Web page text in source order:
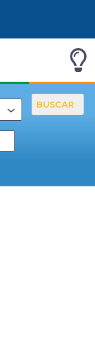
BUSCAR